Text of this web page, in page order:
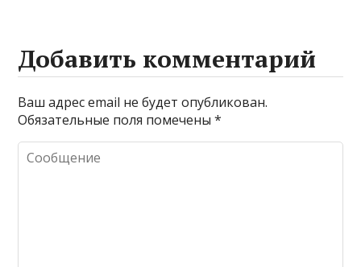
Добавить комментарий
Ваш адрес email не будет опубликован.
Обязательные поля помечены*